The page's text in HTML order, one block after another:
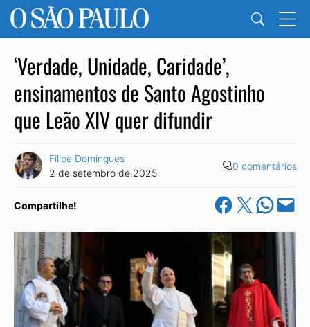
‘Verdade, Unidade, Caridade’,
ensinamentos de Santo Agostinho
que Leão XIV quer difundir
Filipe Domingues
2 de setembro de 2025
0 comentários
Compartilhe! Share on Facebook
Share on X Share on
Email this